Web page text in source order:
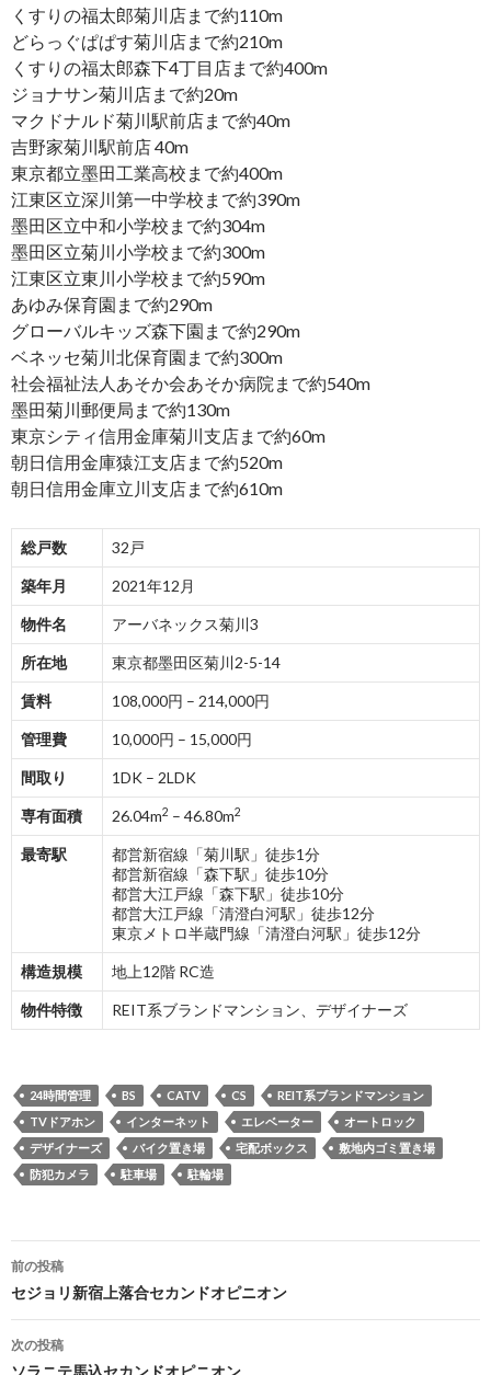
くすりの福太郎菊川店まで約110m
どらっぐぱぱす菊川店まで約210m
くすりの福太郎森下4丁目店まで約400m
ジョナサン菊川店まで約20m
マクドナルド菊川駅前店まで約40m
吉野家菊川駅前店 40m
東京都立墨田工業高校まで約400m
江東区立深川第一中学校まで約390m
墨田区立中和小学校まで約304m
墨田区立菊川小学校まで約300m
江東区立東川小学校まで約590m
あゆみ保育園まで約290m
グローバルキッズ森下園まで約290m
ベネッセ菊川北保育園まで約300m
社会福祉法人あそか会あそか病院まで約540m
墨田菊川郵便局まで約130m
東京シティ信用金庫菊川支店まで約60m
朝日信用金庫猿江支店まで約520m
朝日信用金庫立川支店まで約610m
総戸数 32戸
築年月 2021年12月
物件名 アーバネックス菊川3
所在地 東京都墨田区菊川2-5-14
賃料 108,000円 – 214,000円
管理費 10,000円 – 15,000円
間取り 1DK – 2LDK
専有面積 26.04m2 – 46.80m2
最寄駅
都営新宿線「菊川駅」徒歩1分
都営新宿線「森下駅」徒歩10分
都営大江戸線「森下駅」徒歩10分
都営大江戸線「清澄白河駅」徒歩12分
東京メトロ半蔵門線「清澄白河駅」徒歩12分
構造規模 地上12階 RC造
物件特徴 REIT系ブランドマンション、デザイナーズ
24時間管理 BS CATV CS
REIT系ブランドマンション
TVドアホン
インターネット エレベーター
オートロック
デザイナーズ
バイク置き場 宅配ボックス
敷地内ゴミ置き場
防犯カメラ
駐車場 駐輪場
投
稿
ナ
前の投稿
セジョリ新宿上落合セカンドオピニオン
次の投稿
ソラニテ馬込セカンドオピニオン